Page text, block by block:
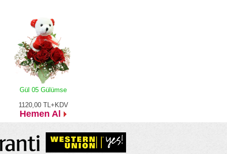
Gül 05 Gülümse
1120,00 TL+KDV
Hemen Al